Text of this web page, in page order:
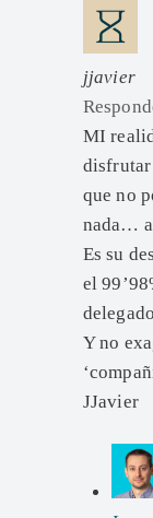
jjavier
MI
disfrutar
que no
nada… a
Es su
el
Y no
JJavier